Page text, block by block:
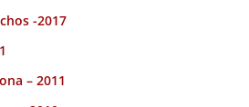
-2017
– 2011